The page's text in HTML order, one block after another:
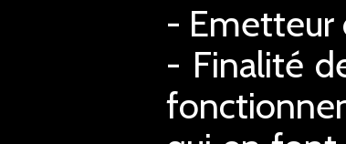
- Emetteur
- Finalité